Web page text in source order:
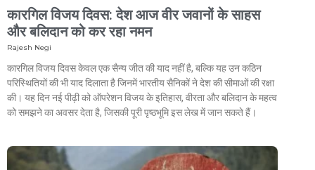
कारगिल विजय दिवस: देश आज वीर जवानों के साहस
और बलिदान को कर रहा नमन
Rajesh Negi
कारगिल विजय दिवस केवल एक सैन्य जीत की याद नहीं है, बल्कि यह उन कठिन
परिस्थितियों की भी याद दिलाता है जिनमें भारतीय सैनिकों ने देश की सीमाओं की रक्षा
की। यह दिन नई पीढ़ी को ऑपरेशन विजय के इतिहास, वीरता और बलिदान के महत्व
को समझने का अवसर देता है, जिसकी पूरी पृष्ठभूमि इस लेख में जान सकते हैं।